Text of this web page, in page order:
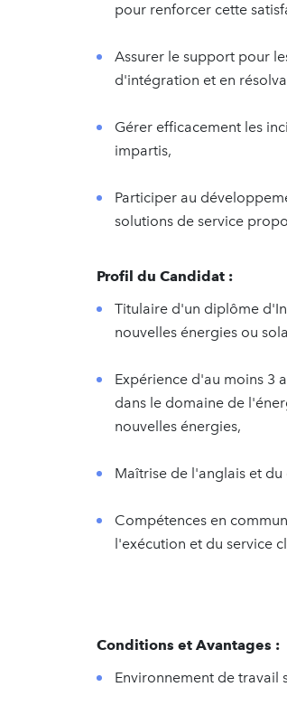
pour renforcer cette
Assurer le support pour
d'intégration et en
Gérer efficacement les
impartis,
Participer au
solutions de service
Profil du Candidat :
Titulaire d'un diplôme
nouvelles énergies ou
Expérience d'au moins 3
dans le domaine de
nouvelles énergies,
Maîtrise de l'anglais et
Compétences en
l'exécution et du service
Conditions et Avantages :
Environnement de travail